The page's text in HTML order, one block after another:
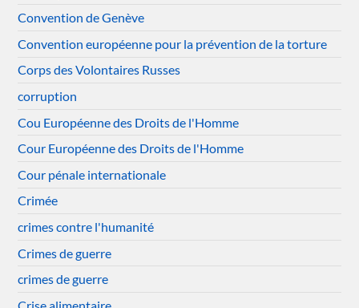
Convention de Genève
Convention européenne pour la prévention de la torture
Corps des Volontaires Russes
corruption
Cou Européenne des Droits de l'Homme
Cour Européenne des Droits de l'Homme
Cour pénale internationale
Crimée
crimes contre l'humanité
Crimes de guerre
crimes de guerre